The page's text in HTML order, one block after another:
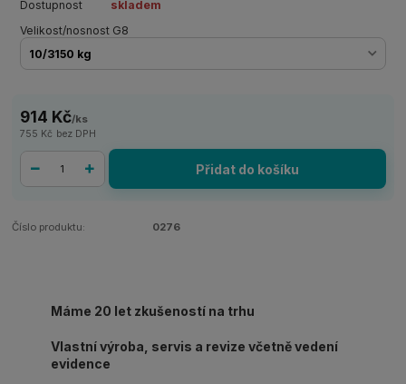
Dostupnost
skladem
Velikost/nosnost G8
914 Kč/ks
755 Kč bez DPH
Přidat do košíku
Číslo produktu: 0276
Máme 20 let zkušeností na trhu
Vlastní výroba, servis a revize včetně vedení
evidence